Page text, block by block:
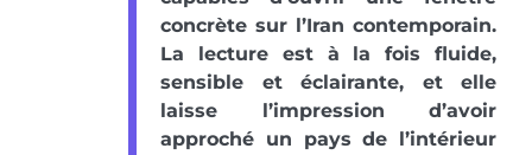
concrète sur l’Iran contemporain.
La lecture est à la fois fluide,
sensible et éclairante, et elle
laisse l’impression d’avoir
approché un pays de l’intérieur